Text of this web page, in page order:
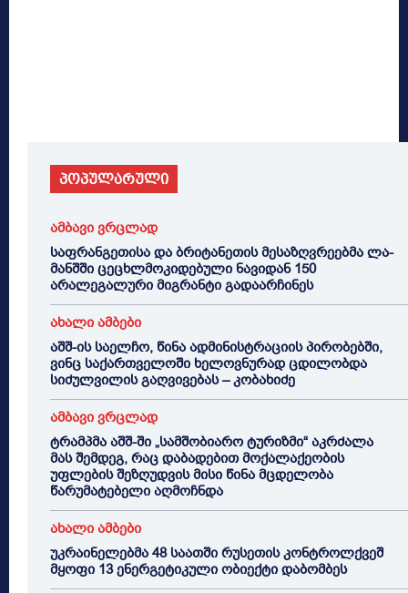
პოპულარული
ამბავი ვრცლად
საფრანგეთისა და ბრიტანეთის მესაზღვრეებმა ლა-
მანშში ცეცხლმოკიდებული ნავიდან 150
არალეგალური მიგრანტი გადაარჩინეს
ახალი ამბები
აშშ-ის საელჩო, წინა ადმინისტრაციის პირობებში,
ვინც საქართველოში ხელოვნურად ცდილობდა
სიძულვილის გაღვივებას – კობახიძე
ამბავი ვრცლად
ტრამპმა აშშ-ში „სამშობიარო ტურიზმი“ აკრძალა
მას შემდეგ, რაც დაბადებით მოქალაქეობის
უფლების შეზღუდვის მისი წინა მცდელობა
წარუმატებელი აღმოჩნდა
ახალი ამბები
უკრაინელებმა 48 საათში რუსეთის კონტროლქვეშ
მყოფი 13 ენერგეტიკული ობიექტი დაბომბეს